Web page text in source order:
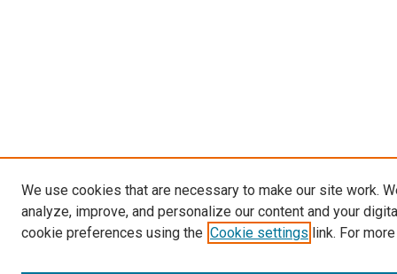
We use cookies that are necessary to make our site work.
analyze, improve, and personalize our content and your
cookie preferences using the Cookie settings link. For